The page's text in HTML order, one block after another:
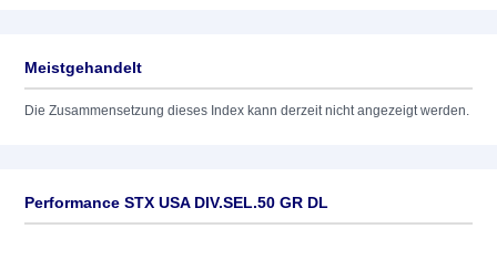
Meistgehandelt
Die Zusammensetzung dieses Index kann derzeit nicht angezeigt werden.
Performance STX USA DIV.SEL.50 GR DL